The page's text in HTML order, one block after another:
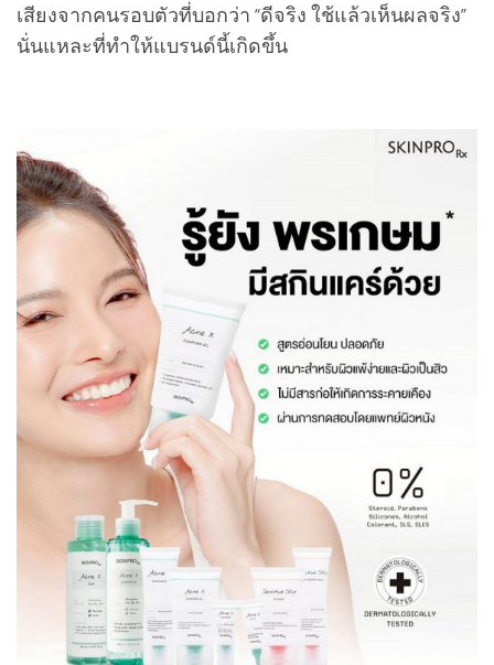
เสียงจากคนรอบตัวที่บอกว่า “ดีจริง ใช้แล้วเห็นผลจริง”
นั่นแหละที่ทำให้แบรนด์นี้เกิดขึ้น